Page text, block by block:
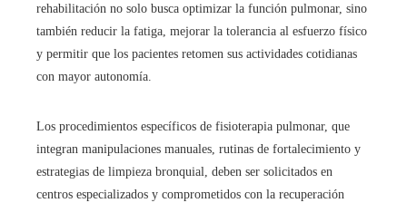
rehabilitación no solo busca optimizar la función pulmonar, sino
también reducir la fatiga, mejorar la tolerancia al esfuerzo físico
y permitir que los pacientes retomen sus actividades cotidianas
con mayor autonomía.
Los procedimientos específicos de fisioterapia pulmonar, que
integran manipulaciones manuales, rutinas de fortalecimiento y
estrategias de limpieza bronquial, deben ser solicitados en
centros especializados y comprometidos con la recuperación